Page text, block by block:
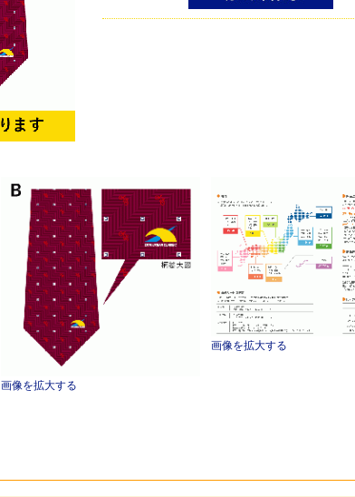
画像を拡大する
画像を拡大する